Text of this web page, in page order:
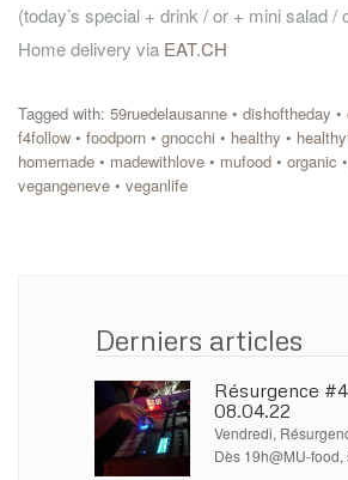
(today’s special + drink / or + mini salad /
Home delivery via EAT.CH
Tagged with: 59ruedelausanne • dishoftheday •
f4follow • foodporn • gnocchi • healthy •
homemade • madewithlove • mufood • organic •
vegangeneve • veganlife
Derniers articles
Résurgence
08.04.22
Vendredi,
Dès 19h@MU-food,